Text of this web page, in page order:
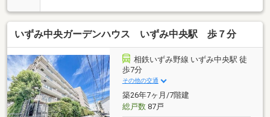
常生活が徒歩で完結♪ー新規リフォームー中古住宅市
場では、現状のままお売りに出されるお家が大半で
す。売却前に数百万円のリフォーム工事を行える方は
多くないのが実情です。現在、中東情勢の影響による
物流コストの上昇や、住宅設備の供給不足が続いてお
り、今後さらなる価格上昇も避けられない見通しとな
っています。こちらの物件はそうした心配は無用で
す。リフォーム費用は販売価格に含まれており、新し
い設備・保証付きの状態でそのままお住まいいただけ
ます。
いずみ中央ガーデンハウス いずみ中央駅 歩７分
相鉄いずみ野線 いずみ中央駅 徒
歩7分
その他の交通
築26年7ヶ月/7階建
総戸数87戸